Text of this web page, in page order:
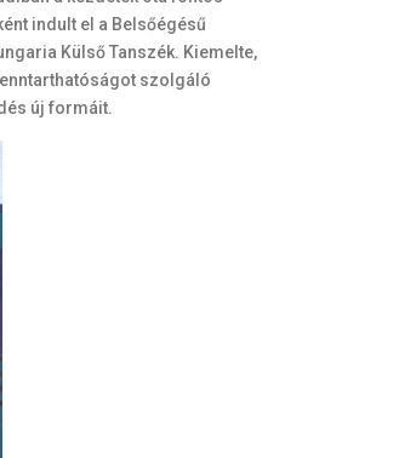
indult el a Belsőégésű
Külső Tanszék. Kiemelte,
szolgáló
új formáit.